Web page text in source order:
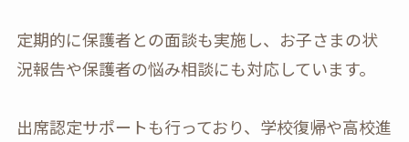
定期的に保護者との面談も実施し、お子さまの状
況報告や保護者の悩み相談にも対応しています。
出席認定サポートも行っており、学校復帰や高校進